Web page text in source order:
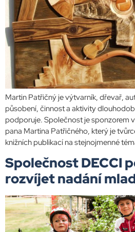
Martin Patřičný je výtvarník, dřevař,
působení, činnost a aktivity
podporuje. Společnost je sponzorem
pana Martina Patřičného, který je
knižních publikací na stejnojmenné
Společnost DECCI
rozvíjet nadání